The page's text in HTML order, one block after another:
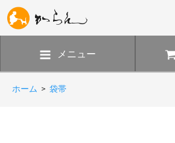
メニュー
ホーム > 袋帯